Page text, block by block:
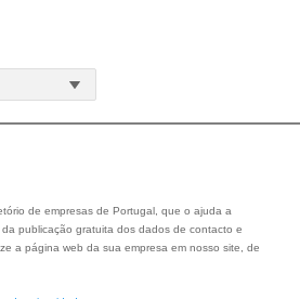
de empresas de Portugal, que o ajuda a
publicação gratuita dos dados de contacto e
a página web da sua empresa em nosso site, de